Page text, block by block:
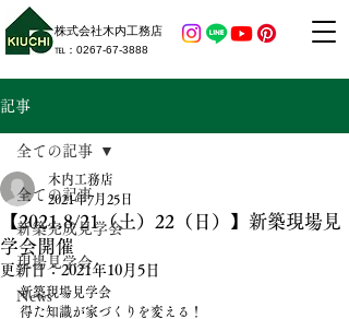
株式会社木内工務店
​℡：​0267-67-3888
記事
全ての記事
新築完成見学会
現場見学会
News
全ての記事
【2021.8/21（土）22（日）】新築現場見
学会開催
木内工務店
2021年7月25日
更新日：2021年10月5日
新築現場見学会
得た知識が家づくりを変える！